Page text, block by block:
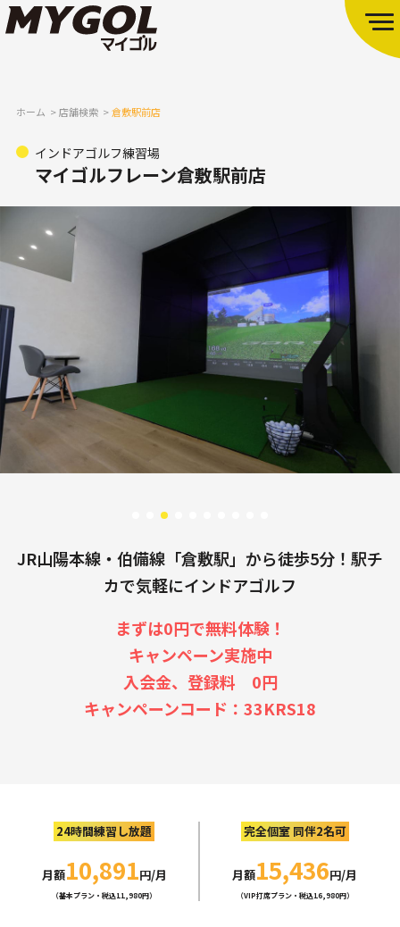
ホーム 店舗検索 倉敷駅前店
インドアゴルフ練習場
マイゴルフレーン倉敷駅前店
JR山陽本線・伯備線「倉敷駅」から徒歩5分！駅チ
カで気軽にインドアゴルフ
まずは0円で無料体験！
キャンペーン実施中
入会金、登録料 0円
キャンペーンコード：33KRS18
24時間練習し放題
月額10,891円/月
（基本プラン・税込11,980円）
完全個室 同伴2名可
月額15,436円/月
（VIP打席プラン・税込16,980円）